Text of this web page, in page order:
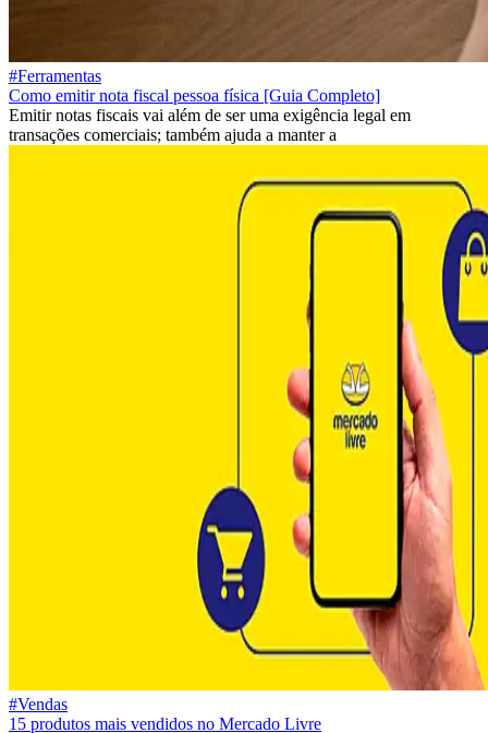
#Ferramentas
Como emitir nota fiscal pessoa física [Guia Completo]
Emitir notas fiscais vai além de ser uma exigência legal em
transações comerciais; também ajuda a manter a
#Vendas
15 produtos mais vendidos no Mercado Livre